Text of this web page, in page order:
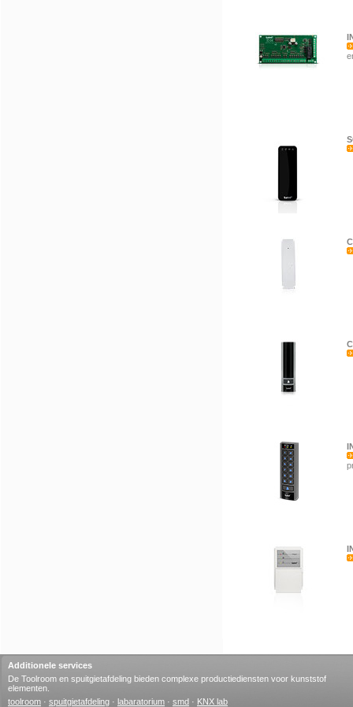
Additionele services
De Toolroom en spuitgietafdeling bieden complexe productiediensten voor kunststof
elementen.
toolroom · spuitgietafdeling · labaratorium · smd · KNX lab